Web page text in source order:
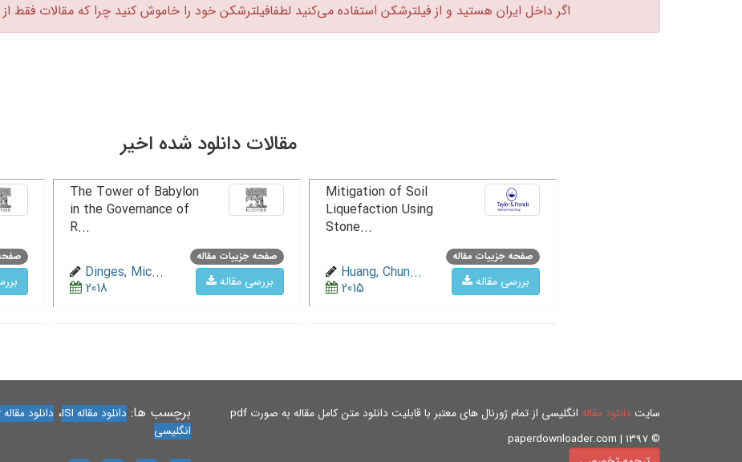
اگر داخل ایران هستید و از فیلترشکن استفاده می‌کنید لطفافیلترشکن خود را خاموش کنید چرا که مقالات
مقالات دانلود شده اخیر
صفحه جزییات مقاله
بررسی مقاله
Mitigation of Soil
Liquefaction Using
Stone...
Huang, Chun...
2015
صفحه جزییات مقاله
بررسی مقاله
The Tower of Babylon
in the Governance of
R...
Dinges, Mic...
2018
سایت دانلود مقاله انگلیسی از تمام ژورنال های معتبر با قابلیت دانلود متن کامل مقاله به صورت pdf
© paperdownloader.com | 1397
برچسب ها: دانلود مقاله ISI ، دانلود مقاله Elsevier
انگلیسی